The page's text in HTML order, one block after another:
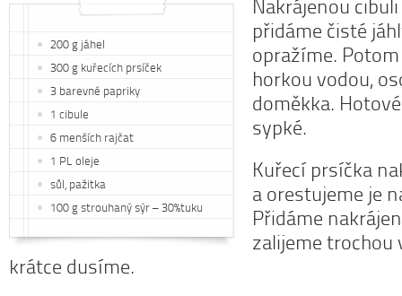
200 g jáhel
300 g kuřecích prsíček
3 barevné papriky
1 cibule
6 menších rajčat
1 PL oleje
sůl, pažitka
100 g strouhaný sýr – 30%tuku
Nakrájenou
přidáme čisté
opražíme.
horkou vodou,
doměkka.
sypké.
Kuřecí prsíčka
a orestujeme je
Přidáme
zalijeme trochou
krátce dusíme.